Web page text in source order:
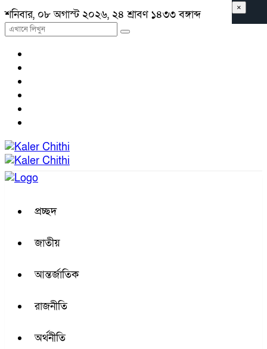
শনিবার, ০৮ অগাস্ট ২০২৬, ২৪ শ্রাবণ ১৪৩৩ বঙ্গাব্দ
প্রচ্ছদ
জাতীয়
আন্তর্জাতিক
রাজনীতি
অর্থনীতি
×